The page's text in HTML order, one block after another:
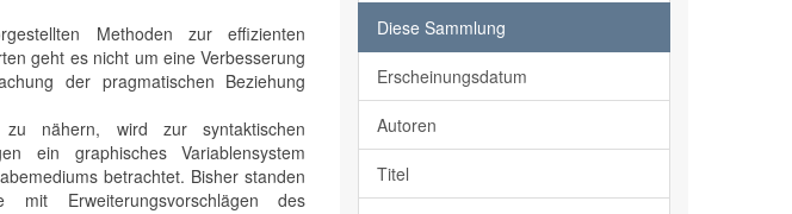
Methoden zur effizienten
geht es nicht um eine Verbesserung
der pragmatischen Beziehung
nähern, wird zur syntaktischen
ein graphisches Variablensystem
betrachtet. Bisher standen
mit Erweiterungsvorschlägen des
Diese Sammlung
Erscheinungsdatum
Autoren
Titel